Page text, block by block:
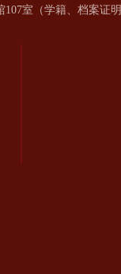
107室（学籍、档案证